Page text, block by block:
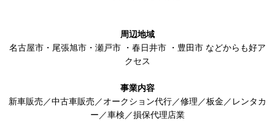
周辺地域
名古屋市 ・ 尾張旭市 ・ 瀬戸市 ・ 春日井市 ・ 豊田市 などからも好ア
クセス
事業内容
新車販売／中古車販売／オークション代行／修理／板金／レンタカ
ー／車検／損保代理店業